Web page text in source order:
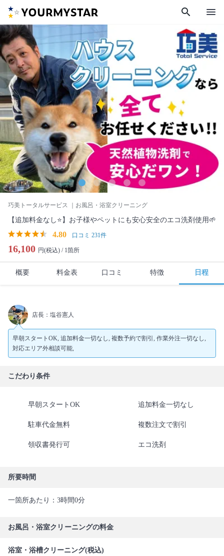
search menu
巧美トータルサービス ｜お風呂・浴室クリーニング
【追加料金なし⭐️】お子様やペットにも安心安全のエコ洗剤使用🌱
4.80 口コミ 231件
16,100 円(税込) / 1箇所
概要 料金表 口コミ 特徴 日程
店長：塩谷憲人
早朝スタートOK, 追加料金一切なし, 複数予約で割引, 作業外注一切なし,
対応エリア外相談可能,
こだわり条件
早朝スタートOK 追加料金一切なし
駐車代金無料 複数注文で割引
領収書発行可 エコ洗剤
所要時間
一箇所あたり：3時間0分
お風呂・浴室クリーニングの料金
浴室・浴槽クリーニング(税込)